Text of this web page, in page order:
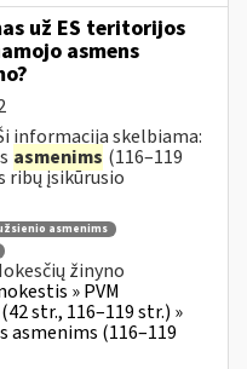
už ES teritorijos
asmens
informacija skelbiama:
asmenims (116–119
ribų įsikūrusio
asmenims
žinyno
» PVM
str., 116–119 str.) »
(116–119